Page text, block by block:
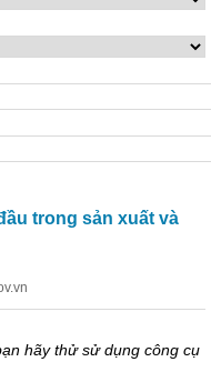
trong sản xuất và
hãy thử sử dụng công cụ